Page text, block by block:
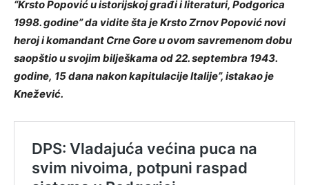
“Krsto Popović u istorijskoj građi i literaturi, Podgorica
1998. godine” da vidite šta je Krsto Zrnov Popović novi
heroj i komandant Crne Gore u ovom savremenom dobu
saopštio u svojim bilješkama od 22. septembra 1943.
godine, 15 dana nakon kapitulacije Italije”, istakao je
Knežević.